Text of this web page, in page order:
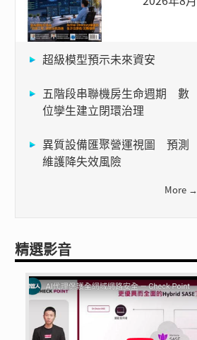
超級模型預示未來資安
五階段串聯機房生命週期 數
位孿生建立閉環治理
異質設備匯聚營運視圖 預測
維護降失效風險
More →
精選影音